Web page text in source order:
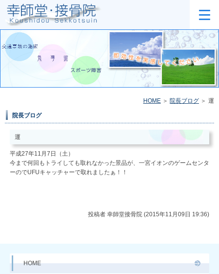
HOME 院長ブログ 運
院長ブログ
運
平成27年11月7日（土）
今まで何回もトライしても取れなかった景品が、一宮イオンのゲームセンタ
ーのでUFUキャッチャーで取れましたぁ！！
投稿者 幸師堂接骨院 (2015年11月09日 19:36)
HOME